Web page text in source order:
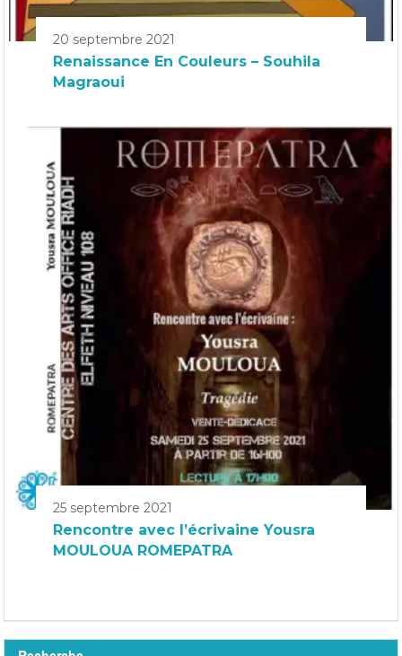
20 septembre 2021
Renaissance En Couleurs – Souhila
Magraoui
25 septembre 2021
Rencontre avec l’écrivaine Yousra
MOULOUA ROMEPATRA